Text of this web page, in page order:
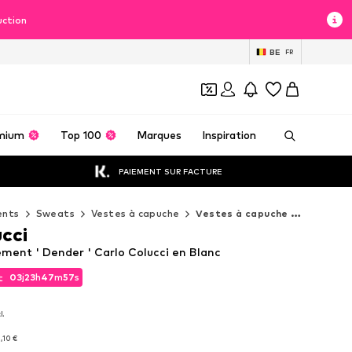
BE FR
Top 100 Marques Inspiration
PAIEMENT SUR FACTURE
Sweats Vestes à capuche Vestes à capuche Carlo Colucci
03j23h47m56s
€
03j23h47m56s
' Dender ' Carlo Colucci en Blanc